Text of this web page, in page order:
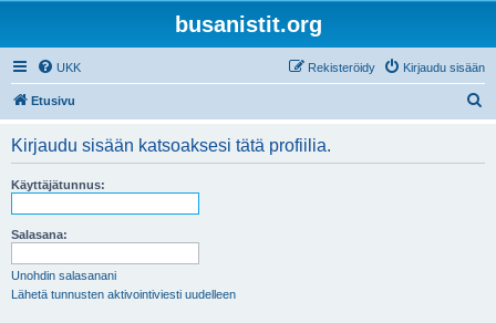
busanistit.org
UKK Kirjaudu sisään
Rekisteröidy
Etusivu
Kirjaudu sisään katsoaksesi tätä profiilia.
Käyttäjätunnus:
Salasana:
Unohdin salasanani
Lähetä tunnusten aktivointiviesti uudelleen